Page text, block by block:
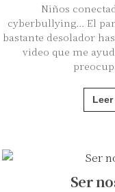
Niños
cyberbullying… El
bastante desolador
video que me
Leer
Ser